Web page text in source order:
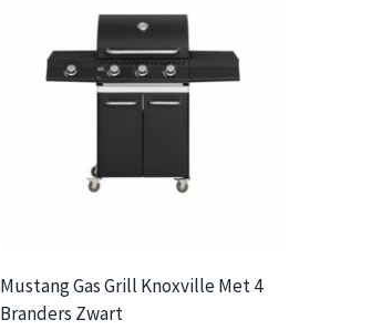
Mustang Gas Grill Knoxville Met 4
Branders Zwart